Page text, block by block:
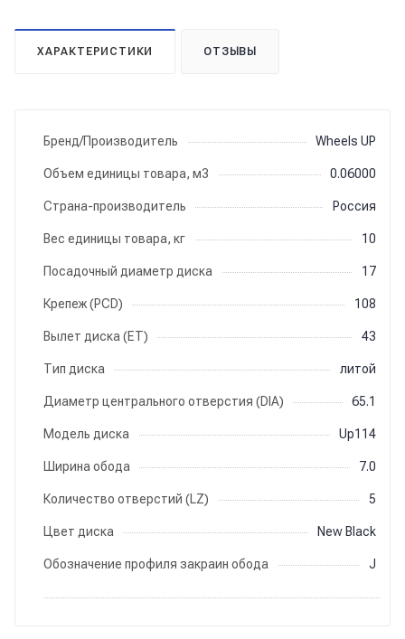
ХАРАКТЕРИСТИКИ ОТЗЫВЫ
Бренд/Производитель Wheels UP
Объем единицы товара, м3 0.06000
Страна-производитель Россия
Вес единицы товара, кг 10
Посадочный диаметр диска 17
Крепеж (PCD) 108
Вылет диска (ET) 43
Тип диска литой
Диаметр центрального отверстия (DIA) 65.1
Модель диска Up114
Ширина обода 7.0
Количество отверстий (LZ) 5
Цвет диска New Black
Обозначение профиля закраин обода J